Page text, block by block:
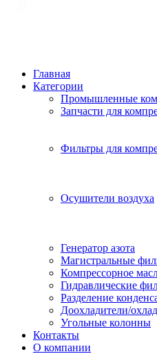
Главная
Категории
Промышленные
Запчасти для
Фильтры для
Осушители воздуха
Генератор азота
Магистральные
Компрессорное
Гидравлические
Разделение
Доохладители/
Угольные колонны
Контакты
О компании